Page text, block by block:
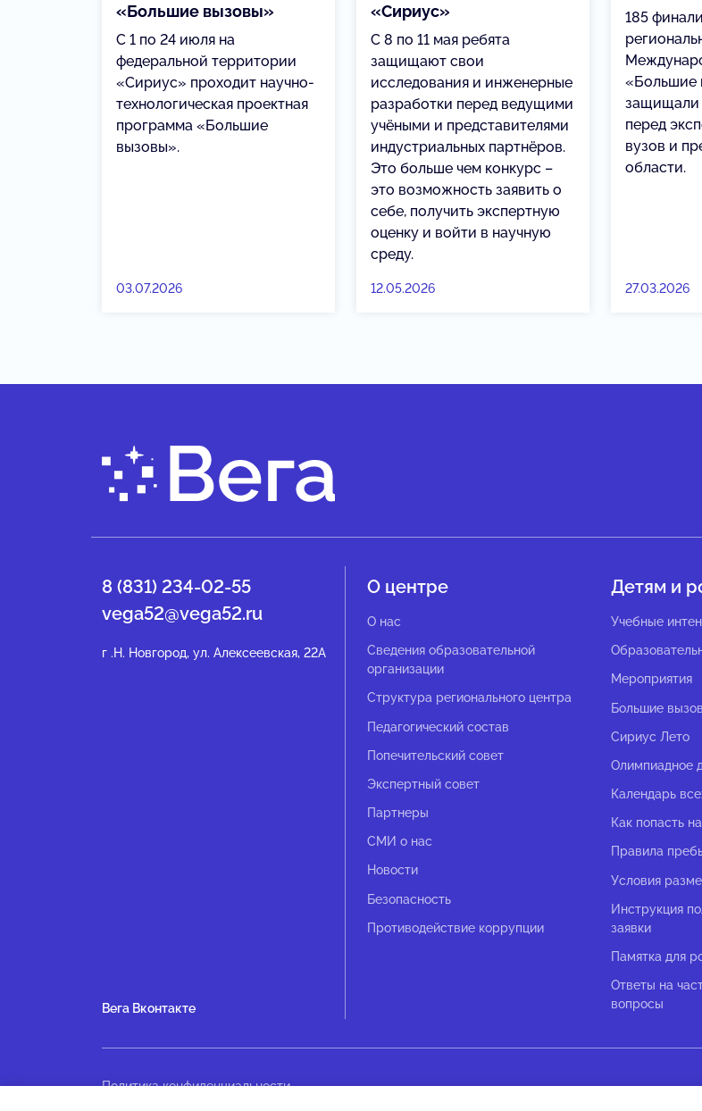
«Большие вызовы»
С 1 по 24 июля на
федеральной территории
«Сириус» проходит научно-
технологическая проектная
программа «Большие
вызовы».
03.07.2026
«Сириус»
С 8 по 11 мая ребята
защищают свои
исследования и инженерные
разработки перед ведущими
учёными и представителями
индустриальных партнёров.
Это больше чем конкурс –
это возможность заявить о
себе, получить экспертную
оценку и войти в научную
среду.
12.05.2026
185
«Большие
защищали
перед
вузов и
области.
27.03.2026
8 (831) 234-02-55
vega52@vega52.ru
г .Н. Новгород, ул. Алексеевская, 22А
Вега Вконтакте
О центре
О нас
Сведения образовательной
организации
Структура регионального центра
Педагогический состав
Попечительский совет
Экспертный совет
Партнеры
СМИ о нас
Новости
Безопасность
Противодействие коррупции
Детям и
Учебные
Мероприятия
Большие
Сириус Лето
Олимпиадное
Календарь
Как попасть
Правила
Условия
Инструкция
заявки
Памятка для
Ответы на
вопросы
Политика конфиденциальности